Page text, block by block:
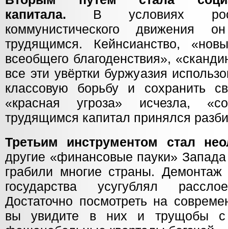
капитала. В условиях
коммунистического
трудящимся. Кейнсианство,
всеобщего благоденствия»,
все эти увёртки буржуазия
классовую борьбу и сохранить
«красная угроза» исчезла,
трудящимся капитал принялся
Третьим инструментом стал
другие «финансовые пауки»
грабили многие страны.
государства усугублял
Достаточно посмотреть на
вы увидите в них и трущобы с